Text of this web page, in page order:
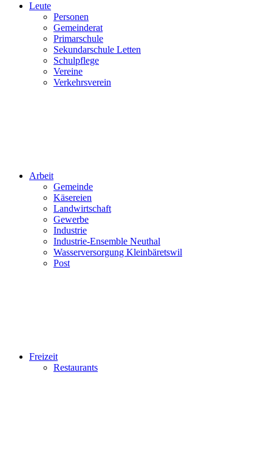
Leute
Personen
Gemeinderat
Primarschule
Sekundarschule Letten
Schulpflege
Vereine
Verkehrsverein
Arbeit
Gemeinde
Käsereien
Landwirtschaft
Gewerbe
Industrie
Industrie-Ensemble Neuthal
Wasserversorgung Kleinbäretswil
Post
Freizeit
Restaurants